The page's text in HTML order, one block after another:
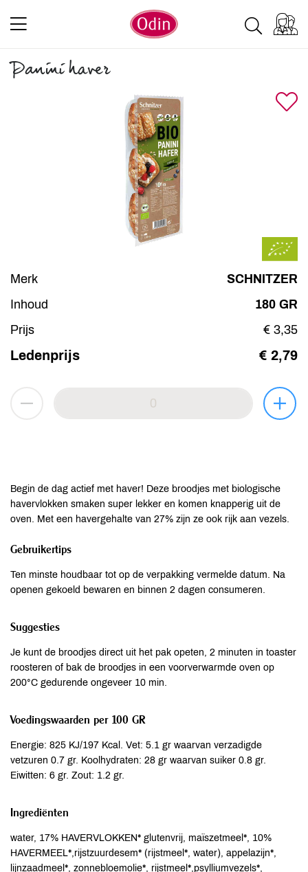
Panini haver
Merk
SCHNITZER
Inhoud
180 GR
Prijs
€ 3,35
Ledenprijs € 2,79
Begin de dag actief met haver! Deze broodjes met biologische
havervlokken smaken super lekker en komen knapperig uit de
oven. Met een havergehalte van 27% zijn ze ook rijk aan vezels.
Gebruikertips
Ten minste houdbaar tot op de verpakking vermelde datum. Na
openen gekoeld bewaren en binnen 2 dagen consumeren.
Suggesties
Je kunt de broodjes direct uit het pak opeten, 2 minuten in toaster
roosteren of bak de broodjes in een voorverwarmde oven op
200°C gedurende ongeveer 10 min.
Voedingswaarden per 100 GR
Energie: 825 KJ/197 Kcal. Vet: 5.1 gr waarvan verzadigde
vetzuren 0.7 gr. Koolhydraten: 28 gr waarvan suiker 0.8 gr.
Eiwitten: 6 gr. Zout: 1.2 gr.
Ingrediënten
water, 17% HAVERVLOKKEN* glutenvrij, maïszetmeel*, 10%
HAVERMEEL*,rijstzuurdesem* (rijstmeel*, water), appelazijn*,
lijnzaadmeel*, zonnebloemolie*, rijstmeel*,psylliumvezels*,